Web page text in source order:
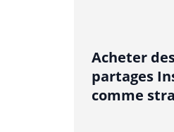
Acheter
partages
comme